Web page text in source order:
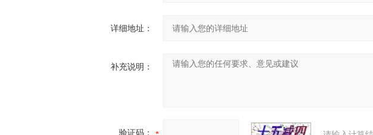
详细地址：
补充说明：
验证码：